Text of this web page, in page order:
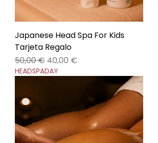
Japanese Head Spa For Kids
Tarjeta Regalo
Precio
50,00 € Precio de oferta
40,00 €
HEADSPADAY